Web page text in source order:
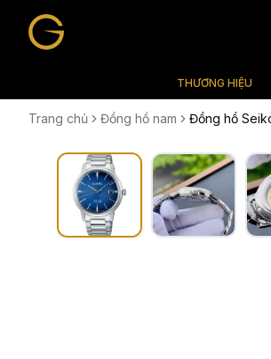
THƯƠNG HIỆU
Trang chủ Đồng hồ nam Đồng hồ